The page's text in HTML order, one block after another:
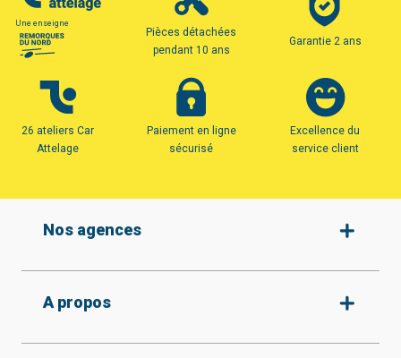
Une enseigne
Pièces détachées
pendant 10 ans
Garantie 2 ans
26 ateliers Car
Attelage
Paiement en ligne
sécurisé
Excellence du
service client
Nos agences
Armentières
Beauvais
A propos